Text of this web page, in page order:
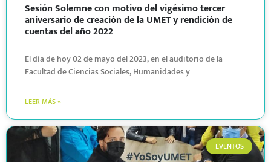
Sesión Solemne con motivo del vigésimo tercer
aniversario de creación de la UMET y rendición de
cuentas del año 2022
El día de hoy 02 de mayo del 2023, en el auditorio de la
Facultad de Ciencias Sociales, Humanidades y
LEER MÁS »
EVENTOS